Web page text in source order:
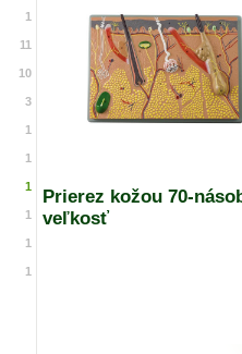
Prierez kožou 70-
veľkosť
1
11
10
3
1
1
1
1
1
1